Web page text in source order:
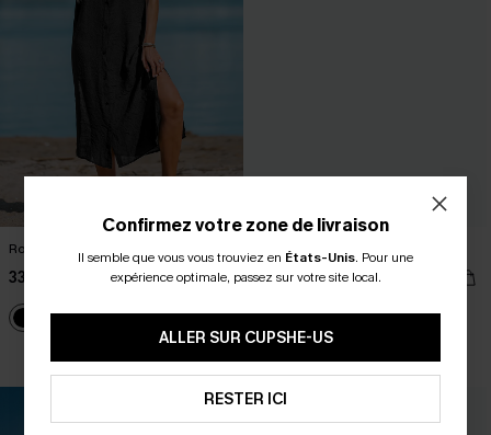
Robe chemise cover up à boutons
33,00 €
Paréo cover up nœud latéral noire
22,00 €
Confirmez votre zone de livraison
Il semble que vous vous trouviez en États-Unis. Pour une
expérience optimale, passez sur votre site local.
ALLER SUR CUPSHE-US
RESTER ICI